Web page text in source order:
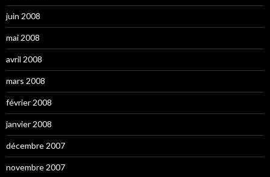
juin 2008
mai 2008
avril 2008
mars 2008
février 2008
janvier 2008
décembre 2007
novembre 2007